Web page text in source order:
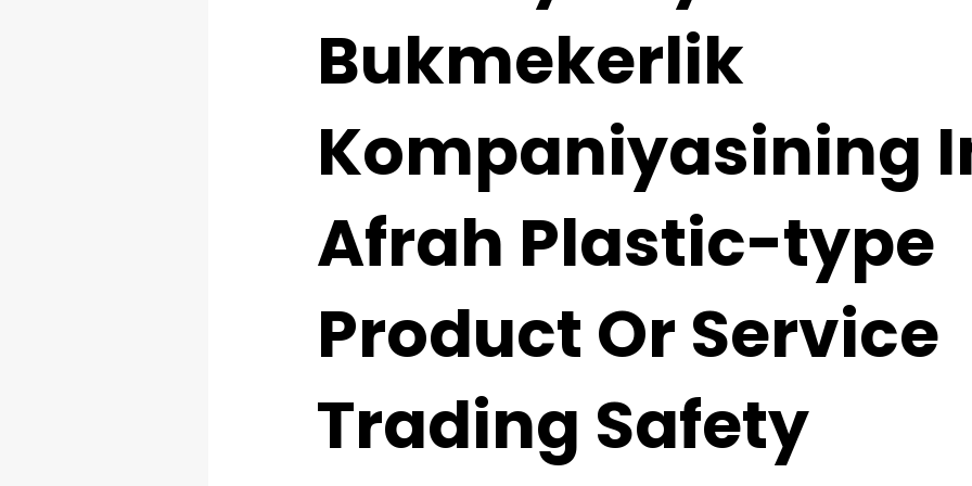
Bukmekerlik
Kompaniyasining
Afrah Plastic-type
Product Or Service
Trading Safety